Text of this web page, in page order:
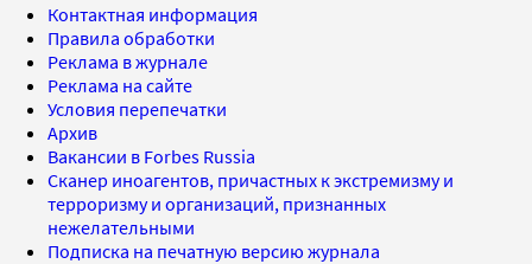
Контактная информация
Правила обработки
Реклама в журнале
Реклама на сайте
Условия перепечатки
Архив
Вакансии в Forbes Russia
Сканер иноагентов, причастных к экстремизму и
терроризму и организаций, признанных
нежелательными
Подписка на печатную версию журнала